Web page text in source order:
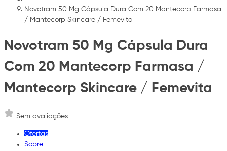
Novotram 50 Mg Cápsula Dura Com 20 Mantecorp Farmasa
/ Mantecorp Skincare / Femevita
Novotram 50 Mg Cápsula Dura
Com 20 Mantecorp Farmasa /
Mantecorp Skincare / Femevita
Sem avaliações
Ofertas
Sobre